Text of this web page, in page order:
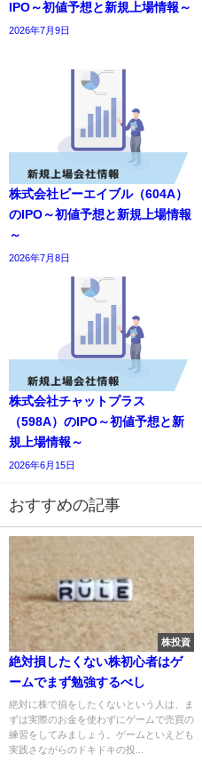
IPO～初値予想と新規上場情報～
2026年7月9日
株式会社ビーエイブル（604A）
のIPO～初値予想と新規上場情報
～
2026年7月8日
株式会社チャットプラス
（598A）のIPO～初値予想と新
規上場情報～
2026年6月15日
おすすめの記事
株投資
絶対損したくない株初心者はゲ
ームでまず勉強するべし
絶対に株で損をしたくないという人は、ま
ずは実際のお金を使わずにゲームで売買の
練習をしてみましょう。ゲームといえども
実践さながらのドキドキの投...